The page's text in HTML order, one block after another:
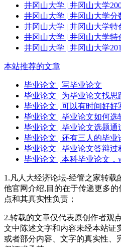
井冈山大学 | 井冈山大学
井冈山大学 | 井冈山大学分
井冈山大学 | 井冈山大学特
井冈山大学 | 井冈山大学特
井冈山大学 | 井冈山大学
本站推荐的文章
毕业论文 | 写毕业论文
毕业论文 | 为毕业论文找思
毕业论文 | 可以有时间好好
毕业论文 | 毕业论文如何选
毕业论文 | 毕业论文选题通
毕业论文 | 还有三人的毕业
毕业论文 | 毕业论文答辩过
毕业论文 | 本科毕业论文，
1.凡人大经济论坛-经管之家转
他官网介绍,目的在于传递更多
点和其真实性负责；
2.转载的文章仅代表原创作者观
文中陈述文字和内容未经本站证
或者部分内容、文字的真实性、